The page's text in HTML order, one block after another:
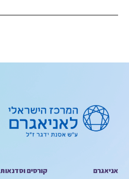
אניאגרם
קורסים וסדנאות